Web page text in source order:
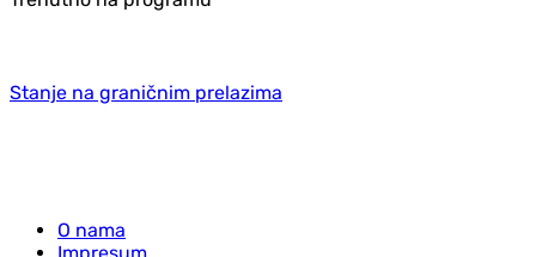
Stanje na graničnim prelazima
O nama